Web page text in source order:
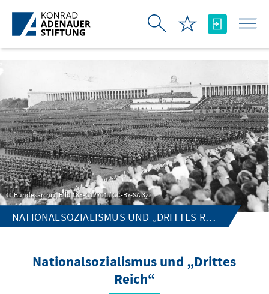
Skip to Main Content
Bundesarchiv, Bild 183-C12701 / CC-BY-SA 3.0
NATIONALSOZIALISMUS UND „DRITTES REICH“
Nationalsozialismus und „Drittes
Reich“